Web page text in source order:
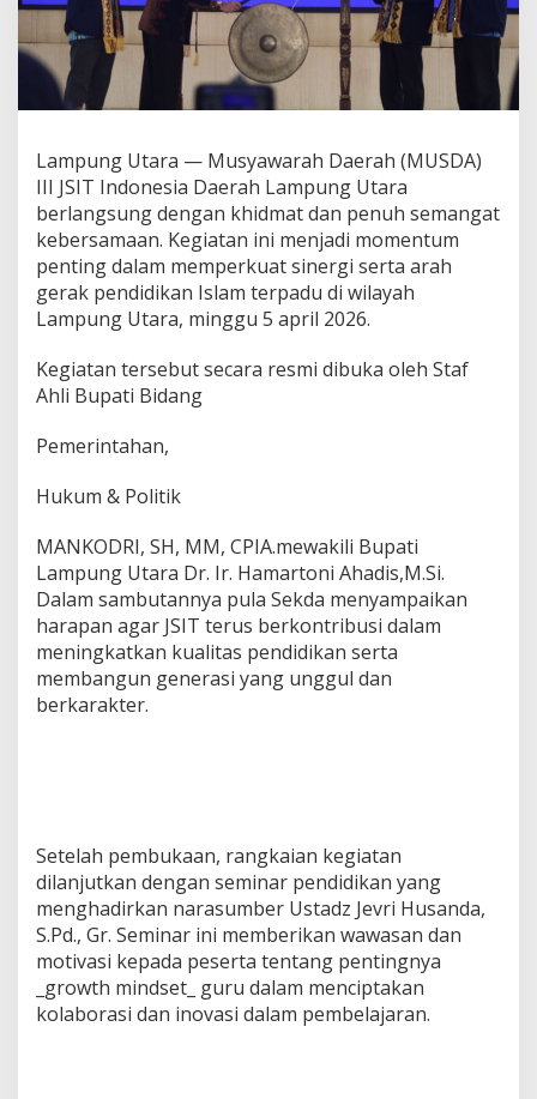
t
a
r
a
s
e
s
D
g
e
l
n
K
o
l
a
b
o
I
n
v
a
s
i
P
e
Lampung Utara — Musyawarah Daerah (MUSDA)
III JSIT Indonesia Daerah Lampung Utara
berlangsung dengan khidmat dan penuh semangat
kebersamaan. Kegiatan ini menjadi momentum
penting dalam memperkuat sinergi serta arah
gerak pendidikan Islam terpadu di wilayah
Lampung Utara, minggu 5 april 2026.
Kegiatan tersebut secara resmi dibuka oleh Staf
Ahli Bupati Bidang
Pemerintahan,
Hukum & Politik
MANKODRI, SH, MM, CPIA.mewakili Bupati
Lampung Utara Dr. Ir. Hamartoni Ahadis,M.Si.
Dalam sambutannya pula Sekda menyampaikan
harapan agar JSIT terus berkontribusi dalam
meningkatkan kualitas pendidikan serta
membangun generasi yang unggul dan
berkarakter.
Setelah pembukaan, rangkaian kegiatan
dilanjutkan dengan seminar pendidikan yang
menghadirkan narasumber Ustadz Jevri Husanda,
S.Pd., Gr. Seminar ini memberikan wawasan dan
motivasi kepada peserta tentang pentingnya
_growth mindset_ guru dalam menciptakan
kolaborasi dan inovasi dalam pembelajaran.